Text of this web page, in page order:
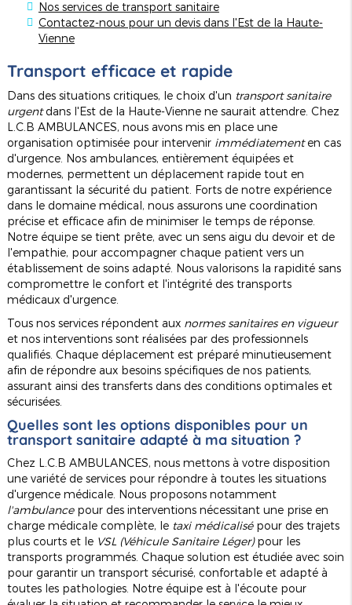
Nos services de transport sanitaire
Contactez-nous pour un devis dans l'Est de la Haute-
Vienne
Transport efficace et rapide
Dans des situations critiques, le choix d'un transport sanitaire
urgentdans l'Est de la Haute-Vienne ne saurait attendre. Chez
L.C.B AMBULANCES, nous avons mis en place une
organisation optimisée pour intervenir immédiatementen cas
d'urgence. Nos ambulances, entièrement équipées et
modernes, permettent un déplacement rapide tout en
garantissant la sécurité du patient. Forts de notre expérience
dans le domaine médical, nous assurons une coordination
précise et efficace afin de minimiser le temps de réponse.
Notre équipe se tient prête, avec un sens aigu du devoir et de
l'empathie, pour accompagner chaque patient vers un
établissement de soins adapté. Nous valorisons la rapidité sans
compromettre le confort et l'intégrité des transports
médicaux d'urgence.
Tous nos services répondent aux normes sanitaires en vigueur
et nos interventions sont réalisées par des professionnels
qualifiés. Chaque déplacement est préparé minutieusement
afin de répondre aux besoins spécifiques de nos patients,
assurant ainsi des transferts dans des conditions optimales et
sécurisées.
Quelles sont les options disponibles pour un
transport sanitaire adapté à ma situation ?
Chez L.C.B AMBULANCES, nous mettons à votre disposition
une variété de services pour répondre à toutes les situations
d'urgence médicale. Nous proposons notamment
l'ambulancepour des interventions nécessitant une prise en
charge médicale complète, le taxi médicalisépour des trajets
plus courts et le VSL (Véhicule Sanitaire Léger)pour les
transports programmés. Chaque solution est étudiée avec soin
pour garantir un transport sécurisé, confortable et adapté à
toutes les pathologies. Notre équipe est à l'écoute pour